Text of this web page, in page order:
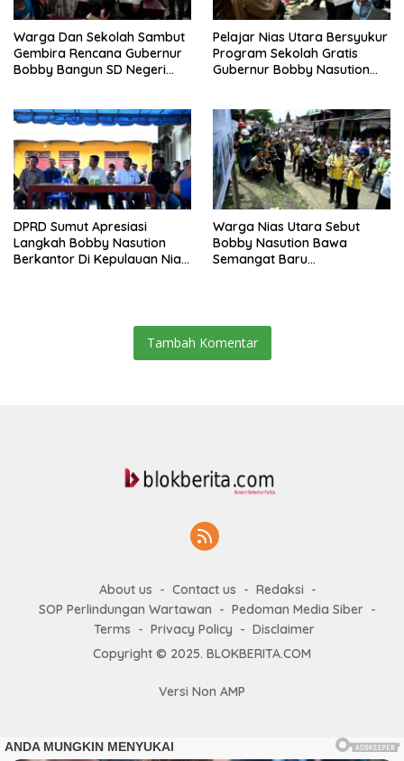
Warga Dan Sekolah Sambut
Gembira Rencana Gubernur
Bobby Bangun SD Negeri
Pelajar Nias Utara Bersyukur
Program Sekolah Gratis
Gubernur Bobby Nasution
DPRD Sumut Apresiasi
Langkah Bobby Nasution
Berkantor Di Kepulauan Nias,
Warga Nias Utara Sebut
Bobby Nasution Bawa
Semangat Baru
Tambah Komentar
About us Contact us
Redaksi
SOP Perlindungan Wartawan
Pedoman Media Siber
Terms
Privacy Policy
Disclaimer
Copyright © 2025. BLOKBERITA.COM
Versi Non AMP